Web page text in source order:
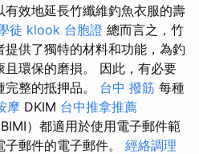
效地延長竹纖維釣魚衣服的壽
徒 klook 台胞證 總而言之，竹
供了獨特的材料和功能，為釣
環保的磨損。 因此，有必要
整的抵押品。 台中 撥筋 每種
摩 DKIM 台中推拿推薦
BIMI）都適用於使用電子郵件範
郵件的電子郵件。 經絡調理